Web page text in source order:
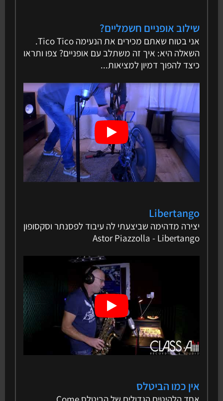
שילוב אופניים חשמליים?
אני בטוח שאתם מכירים את הנעימה Tico Tico.
השאלה היא: איך זה משתלב עם אופניים? צפו ותראו
כיצד להפוך דמיון למציאות...
Libertango
יצירה מדהימה שביצעתי לה עיבוד לפסנתר וסקסופון
Astor Piazzolla - Libertango
אין כמו הביטלס